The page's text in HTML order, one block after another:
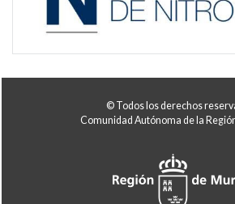
© Todos los derechos
Comunidad Autónoma de la